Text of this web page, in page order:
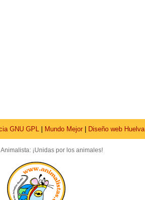
GNU GPL Mundo Mejor Diseño web Huelva
Animalista: ¡Unidas por los animales!